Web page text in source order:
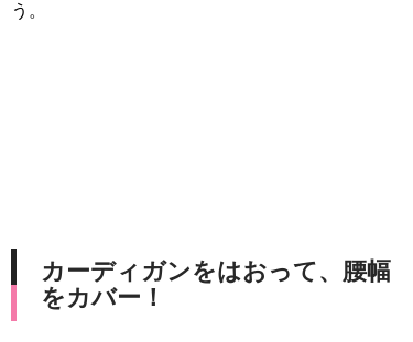
う。
カーディガンをはおって、腰幅
をカバー！